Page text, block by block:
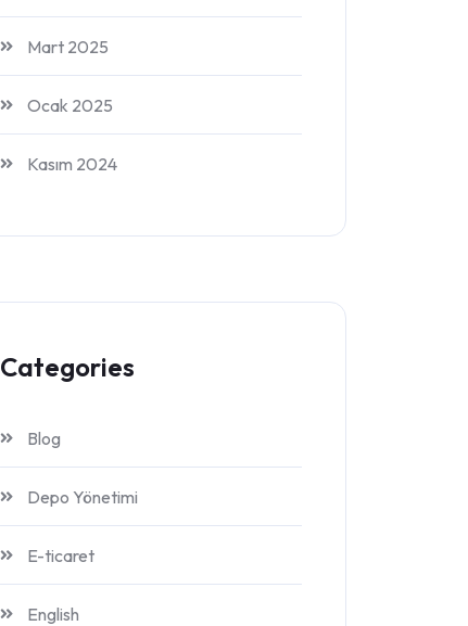
Mart 2025
Ocak 2025
Kasım 2024
Categories
Blog
Depo Yönetimi
E-ticaret
English